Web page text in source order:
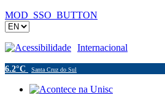
MOD_SSO_BUTTON
Acessibilidade Internacional
6.2°C Santa Cruz do Sul